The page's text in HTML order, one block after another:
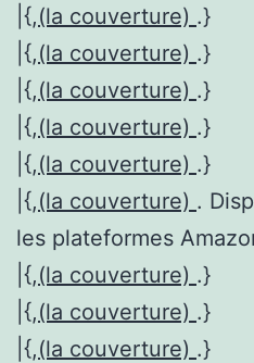
|{,(la couverture) .}
|{,(la couverture) .}
|{,(la couverture) .}
|{,(la couverture) .}
|{,(la couverture) .}
|{,(la couverture) .
les plateformes
|{,(la couverture) .}
|{,(la couverture) .}
|{,(la couverture) .}